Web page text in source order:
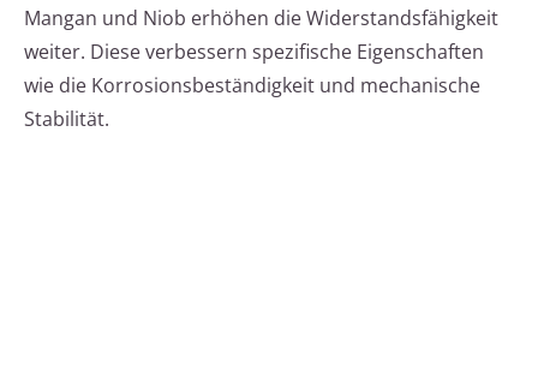
Mangan und Niob erhöhen die Widerstandsfähigkeit
weiter. Diese verbessern spezifische Eigenschaften
wie die Korrosionsbeständigkeit und mechanische
Stabilität.